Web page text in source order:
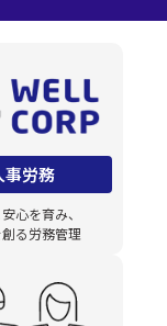
事労務
心を育み、
る労務管理
強まっていま
内定辞退率
功施策は、“候
るかに尽きる
企業が